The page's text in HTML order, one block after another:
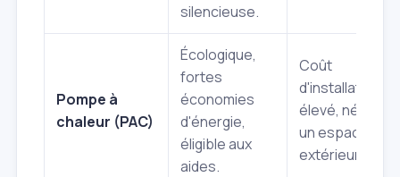
silencieuse.
Pompe à
chaleur (PAC)
Écologique,
fortes
économies
d'énergie,
éligible aux
aides.
Coût
d'installation
élevé,
un espace
extérieur.